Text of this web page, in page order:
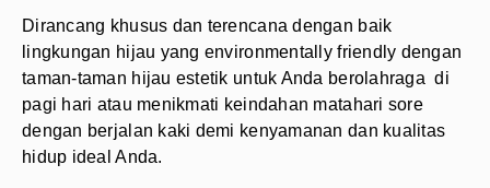
Dirancang khusus dan terencana dengan baik
lingkungan hijau yang environmentally friendly dengan
taman-taman hijau estetik untuk Anda berolahraga di
pagi hari atau menikmati keindahan matahari sore
dengan berjalan kaki demi kenyamanan dan kualitas
hidup ideal Anda.